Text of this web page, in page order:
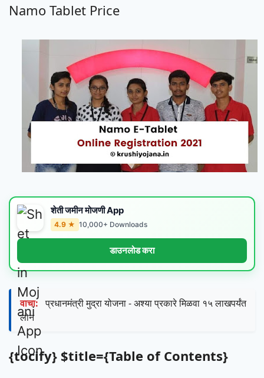
Namo Tablet Price
शेती जमीन मोजणी App
4.9 ★ 10,000+ Downloads
डाउनलोड करा
वाचा: प्रधानमंत्री मुद्रा योजना - अश्या प्रकारे मिळवा १५ लाखपर्यंत
लोन
{tocify} $title={Table of Contents}